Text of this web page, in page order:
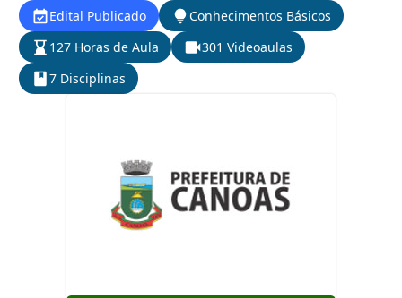
Edital Publicado
Conhecimentos Básicos
127 Horas de Aula
301 Videoaulas
7 Disciplinas